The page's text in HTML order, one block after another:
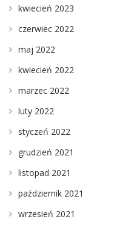
kwiecień 2023
czerwiec 2022
maj 2022
kwiecień 2022
marzec 2022
luty 2022
styczeń 2022
grudzień 2021
listopad 2021
październik 2021
wrzesień 2021